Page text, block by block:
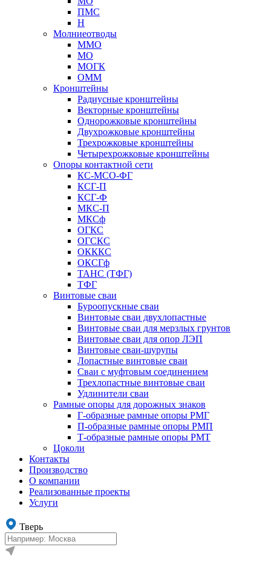
ПМС
Н
Молниеотводы
ММО
МО
МОГК
ОММ
Кронштейны
Радиусные кронштейны
Векторные кронштейны
Однорожковые кронштейны
Двухрожковые кронштейны
Трехрожковые кронштейны
Четырехрожковые кронштейны
Опоры контактной сети
КС-МСО-ФГ
КСГ-П
КСГ-Ф
МКС-П
МКСф
ОГКС
ОГСКС
ОКККС
ОКСГф
ТАНС (ТФГ)
ТФГ
Винтовые сваи
Буроопускные сваи
Винтовые сваи двухлопастные
Винтовые сваи для мерзлых грунтов
Винтовые сваи для опор ЛЭП
Винтовые сваи-шурупы
Лопастные винтовые сваи
Сваи с муфтовым соединением
Трехлопастные винтовые сваи
Удлинители сваи
Рамные опоры для дорожных знаков
Г-образные рамные опоры РМГ
П-образные рамные опоры РМП
Т-образные рамные опоры РМТ
Цоколи
Контакты
Производство
О компании
Реализованные проекты
Услуги
Тверь